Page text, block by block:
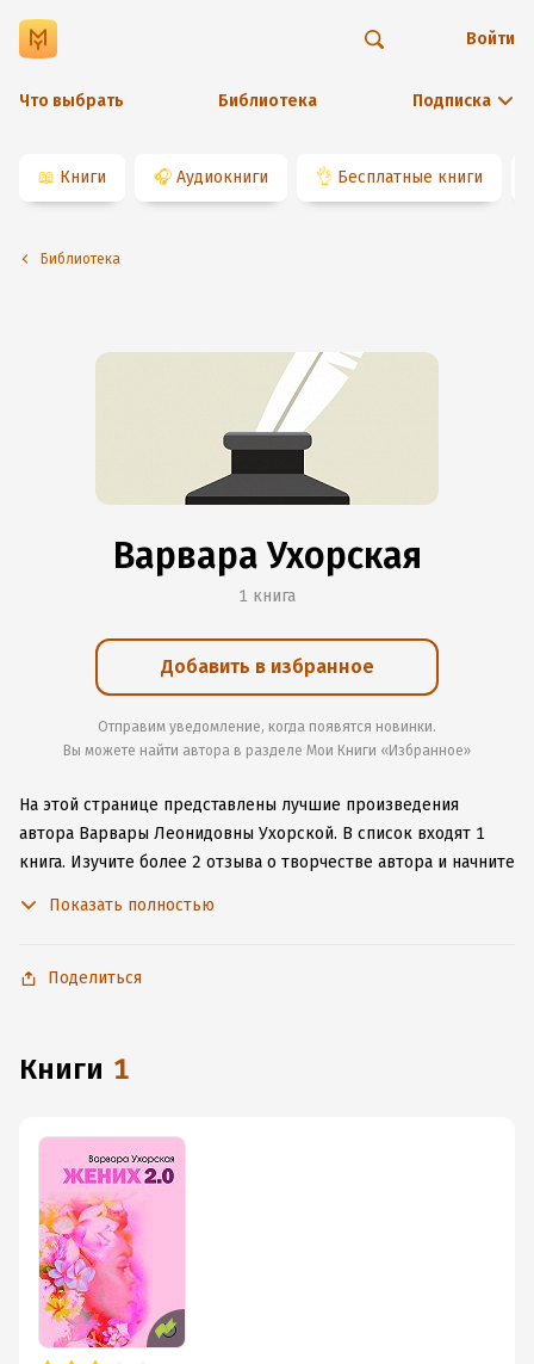
Что выбрать Библиотека Подписка
Войти
📖 Книги 🎧 Аудиокниги 👌 Бесплатные книги
Библиотека
Варвара Ухорская
1 книга
Добавить в избранное
Отправим уведомление, когда появятся новинки.
Вы можете найти автора в разделе Мои Книги «Избранное»
На этой странице представлены лучшие произведения
автора Варвары Леонидовны Ухорской. В список входят 1
книга. Изучите более 2 отзыва о творчестве автора и начните
с любимыми произведениями даже без подключения
Показать полностью
Поделиться
книги 1